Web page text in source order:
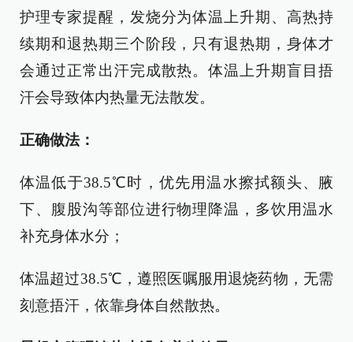
护理专家提醒，发烧分为体温上升期、高热持
续期和退热期三个阶段，只有退热期，身体才
会通过正常出汗完成散热。体温上升期盲目捂
汗会导致体内热量无法散发。
正确做法：
体温低于38.5℃时，优先用温水擦拭额头、腋
下、腹股沟等部位进行物理降温，多饮用温水
补充身体水分；
体温超过38.5℃，遵照医嘱服用退烧药物，无需
刻意捂汗，依靠身体自然散热。